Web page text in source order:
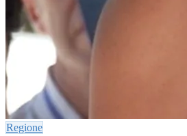
Regione